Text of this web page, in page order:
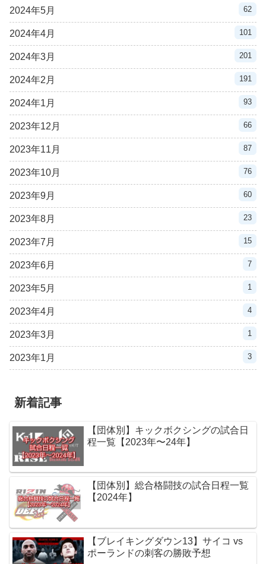
2024年5月 62
2024年4月 101
2024年3月 201
2024年2月 191
2024年1月 93
2023年12月 66
2023年11月 87
2023年10月 76
2023年9月 60
2023年8月 23
2023年7月 15
2023年6月 7
2023年5月 1
2023年4月 4
2023年3月 1
2023年1月 3
新着記事
【団体別】キックボクシングの試合日
程一覧【2023年〜24年】
【団体別】総合格闘技の試合日程一覧
【2024年】
【ブレイキングダウン13】サイコ vs
ポーランドの刺客の勝敗予想